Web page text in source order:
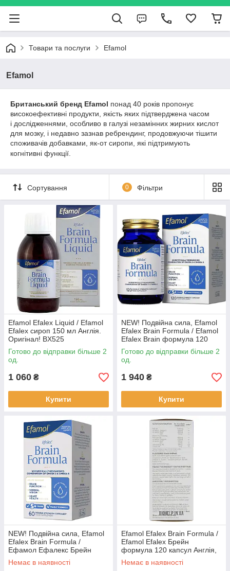
Товари та послуги Efamol
Efamol
Британський бренд Efamol понад 40 років пропонує
високоефективні продукти, якість яких підтверджена часом
і дослідженнями, особливо в галузі незамінних жирних кислот
для мозку, і недавно зазнав ребрендинг, продовжуючи тішити
споживачів добавками, як-от сиропи, які підтримують
когнітивні функції.
Сортування 0 Фільтри
Efamol Efalex Liquid / Efamol
Efalex сироп 150 мл Англія.
Оригінал! BX525
Готово до відправки більше 2
од.
1 060 ₴
Купити
NEW! Подвійна сила, Efamol
Efalex Brain Formula / Efamol
Efalex Brain формула 120
капс. Оригінал! Англія BX012
Готово до відправки більше 2
од.
1 940 ₴
Купити
NEW! Подвійна сила, Efamol
Efalex Brain Formula /
Ефамол Ефалекс Брейн
формула 60 капс. Оригінал.
Англія. BX953
Немає в наявності
Efamol Efalex Brain Formula /
Efamol Efalex Брейн
формула 120 капсул Англія,
Оригінал! BX093
Немає в наявності